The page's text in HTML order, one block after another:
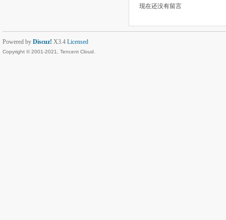
现在还没有留言
Powered by Discuz! X3.4 Licensed
Copyright © 2001-2021, Tencent Cloud.